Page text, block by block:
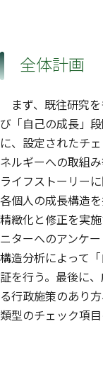
全体計画
まず、既往研究
び「自己の成長」
に、設定されたチ
ネルギーへの取組
ライフストーリー
各個人の成長構造
精緻化と修正を実
ニターへのアンケ
構造分析によって
証を行う。最後に
る行政施策のあり
類型のチェック項